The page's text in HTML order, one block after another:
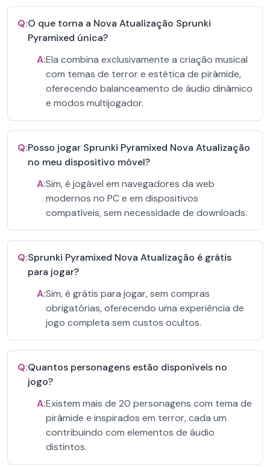
Q:O que torna a Nova Atualização Sprunki
Pyramixed única?
A:Ela combina exclusivamente a criação musical
com temas de terror e estética de pirâmide,
oferecendo balanceamento de áudio dinâmico
e modos multijogador.
Q:Posso jogar Sprunki Pyramixed Nova Atualização
no meu dispositivo móvel?
A:Sim, é jogável em navegadores da web
modernos no PC e em dispositivos
compatíveis, sem necessidade de downloads.
Q:Sprunki Pyramixed Nova Atualização é grátis
para jogar?
A:Sim, é grátis para jogar, sem compras
obrigatórias, oferecendo uma experiência de
jogo completa sem custos ocultos.
Q:Quantos personagens estão disponíveis no
jogo?
A:Existem mais de 20 personagens com tema de
pirâmide e inspirados em terror, cada um
contribuindo com elementos de áudio
distintos.